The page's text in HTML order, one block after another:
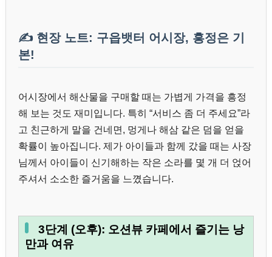
✍️ 현장 노트: 구읍뱃터 어시장, 흥정은 기
본!
어시장에서 해산물을 구매할 때는 가볍게 가격을 흥정
해 보는 것도 재미입니다. 특히 “서비스 좀 더 주세요”라
고 친근하게 말을 건네면, 멍게나 해삼 같은 덤을 얻을
확률이 높아집니다. 제가 아이들과 함께 갔을 때는 사장
님께서 아이들이 신기해하는 작은 소라를 몇 개 더 얹어
주셔서 소소한 즐거움을 느꼈습니다.
3단계 (오후): 오션뷰 카페에서 즐기는 낭
만과 여유